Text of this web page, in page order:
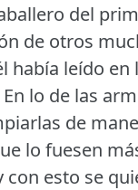
del
de otros
había leído en
En lo de las
de
lo fuesen
esto se